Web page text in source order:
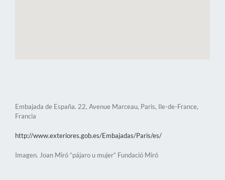
Embajada de España. 22, Avenue Marceau, Paris, Ile-de-France,
Francia
http://www.exteriores.gob.es/Embajadas/Paris/es/
Imagen. Joan Miró “pájaro u mujer” Fundació Miró